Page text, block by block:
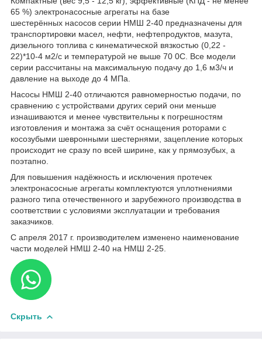
65 %) электронасосные агрегаты на базе
шестерённых насосов серии НМШ 2-40 предназначены для
транспортировки масел, нефти, нефтепродуктов, мазута,
дизельного топлива с кинематической вязкостью (0,22 -
22)*10-4 м2/с и температурой не выше 70 0С. Все модели
серии рассчитаны на максимальную подачу до 1,6 м3/ч и
давление на выходе до 4 МПа.
Насосы НМШ 2-40 отличаются равномерностью подачи, по
сравнению с устройствами других серий они меньше
изнашиваются и менее чувствительны к погрешностям
изготовления и монтажа за счёт оснащения роторами с
косозубыми шевронными шестернями, зацепление которых
происходит не сразу по всей ширине, как у прямозубых, а
поэтапно.
Для повышения надёжность и исключения протечек
электронасосные агрегаты комплектуются уплотнениями
разного типа отечественного и зарубежного производства в
соответствии с условиями эксплуатации и требования
заказчиков.
С апреля 2017 г. производителем изменено наименование
части моделей НМШ 2-40 на НМШ 2-25.
Скрыть